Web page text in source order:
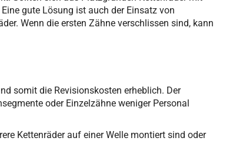
gute Lösung ist auch der Einsatz von
Wenn die ersten Zähne verschlissen sind, kann
somit die Revisionskosten erheblich. Der
oder Einzelzähne weniger Personal
Kettenräder auf einer Welle montiert sind oder